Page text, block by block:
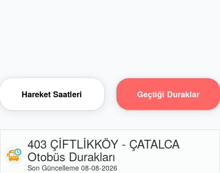
Hareket Saatleri Geçtiği Duraklar
403 ÇİFTLİKKÖY - ÇATALCA
Otobüs Durakları
Son Güncelleme 08-08-2026